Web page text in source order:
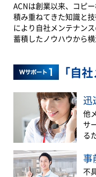
ACNは創業以来、コピ
積み重ねてきた知識と
により自社メンテナン
蓄積したノウハウから
「自
迅
他
サ
る
事
不